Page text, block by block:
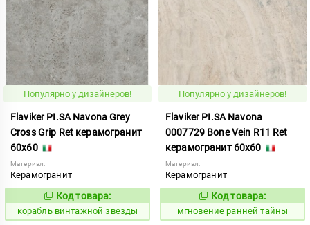
Популярно у дизайнеров!
Flaviker PI.SA Navona Grey
Cross Grip Ret керамогранит
60x60
Материал:
Керамогранит
767529
Код товара:
корабль винтажной звезды
Популярно у дизайнеров!
Flaviker PI.SA Navona
0007729 Bone Vein R11 Ret
керамогранит 60x60
Материал:
Керамогранит
947226
Код товара:
мгновение ранней тайны